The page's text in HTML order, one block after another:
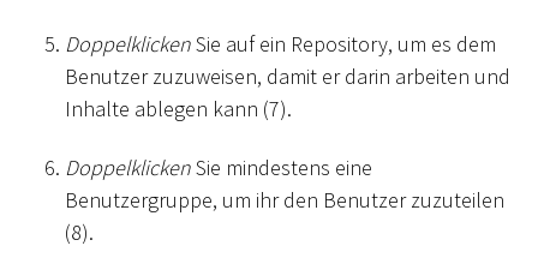
DoppelklickenSie auf ein Repository, um es dem
Benutzer zuzuweisen, damit er darin arbeiten und
Inhalte ablegen kann (7).
DoppelklickenSie mindestens eine
Benutzergruppe, um ihr den Benutzer zuzuteilen
(8).